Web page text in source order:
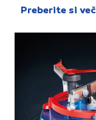
Preberite si več